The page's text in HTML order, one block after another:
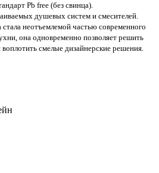
Pb free (без свинца).
душевых систем и смесителей.
неотъемлемой частью современного
она одновременно позволяет решить
смелые дизайнерские решения.